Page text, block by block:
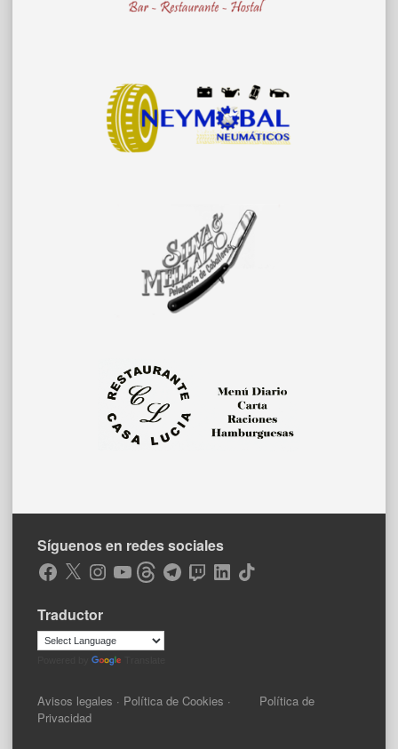
Síguenos en redes sociales
Facebook
X Instagram
YouTubeThreadsTelegramTwitchLinkedIn
TikTok
Traductor
Avisos legales · Política de Cookies · Política de
Privacidad